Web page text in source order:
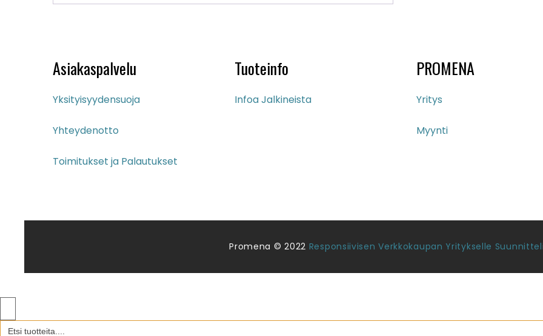
Asiakaspalvelu
Yksityisyydensuoja
Yhteydenotto
Toimitukset ja Palautukset
Tuoteinfo
Infoa Jalkineista
PROMENA
Yritys
Myynti
Promena © 2022 Responsiivisen Verkkokaupan Yritykselle
Search